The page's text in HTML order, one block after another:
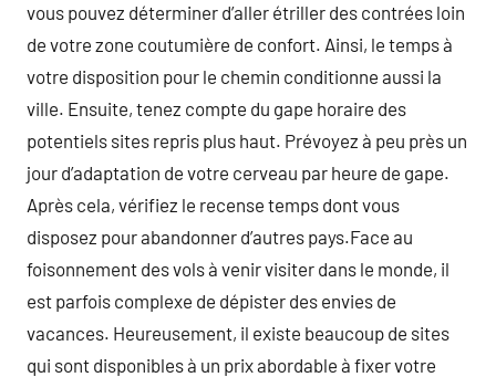
vous pouvez déterminer d’aller étriller des contrées loin
de votre zone coutumière de confort. Ainsi, le temps à
votre disposition pour le chemin conditionne aussi la
ville. Ensuite, tenez compte du gape horaire des
potentiels sites repris plus haut. Prévoyez à peu près un
jour d’adaptation de votre cerveau par heure de gape.
Après cela, vérifiez le recense temps dont vous
disposez pour abandonner d’autres pays.Face au
foisonnement des vols à venir visiter dans le monde, il
est parfois complexe de dépister des envies de
vacances. Heureusement, il existe beaucoup de sites
qui sont disponibles à un prix abordable à fixer votre